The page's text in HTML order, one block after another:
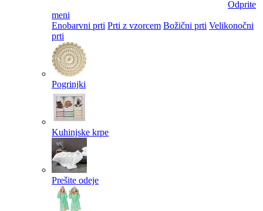
Odprite
meni
Enobarvni prti Prti z vzorcem Božični prti Velikonočni
prti​
Pogrinjki
Kuhinjske krpe
Prešite odeje